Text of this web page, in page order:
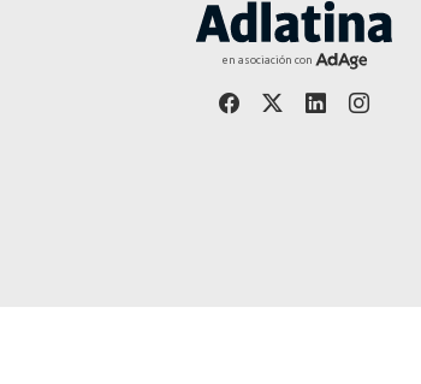
en asociación con